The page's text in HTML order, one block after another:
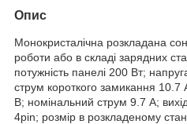
Опис
Монокристалічна розкладана
роботи або в складі зарядних
потужність панелі 200 Вт;
струм короткого замикання
В; номінальний струм 9.7 А;
4pin; розмір в розкладеному